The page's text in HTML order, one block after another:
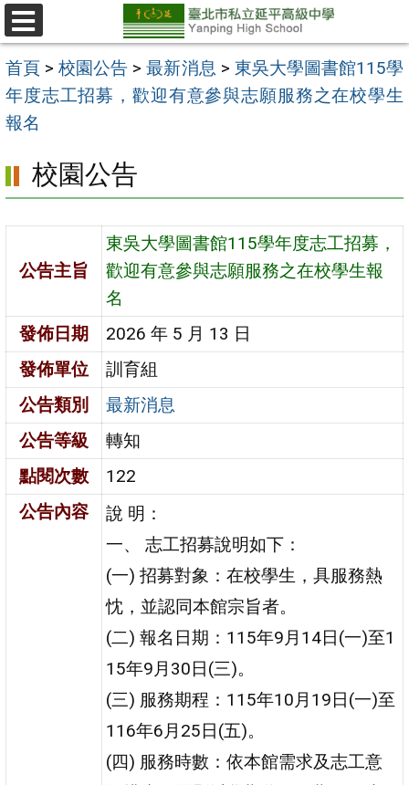
跳
至
主
要
內
選
單
首頁 >校園公告 >最新消息 > 東吳大學圖書館115學
年度志工招募，歡迎有意參與志願服務之在校學生
報名
校園公告
公告主旨
東吳大學圖書館115學年度志工招募，
歡迎有意參與志願服務之在校學生報
名
發佈日期
2026 年 5 月 13 日
發佈單位
訓育組
公告類別
最新消息
公告等級
轉知
點閱次數
122
公告內容
說 明：
一、 志工招募說明如下：
(一) 招募對象：在校學生，具服務熱
忱，並認同本館宗旨者。
(二) 報名日期：115年9月14日(一)至1
15年9月30日(三)。
(三) 服務期程：115年10月19日(一)至
116年6月25日(五)。
(四) 服務時數：依本館需求及志工意